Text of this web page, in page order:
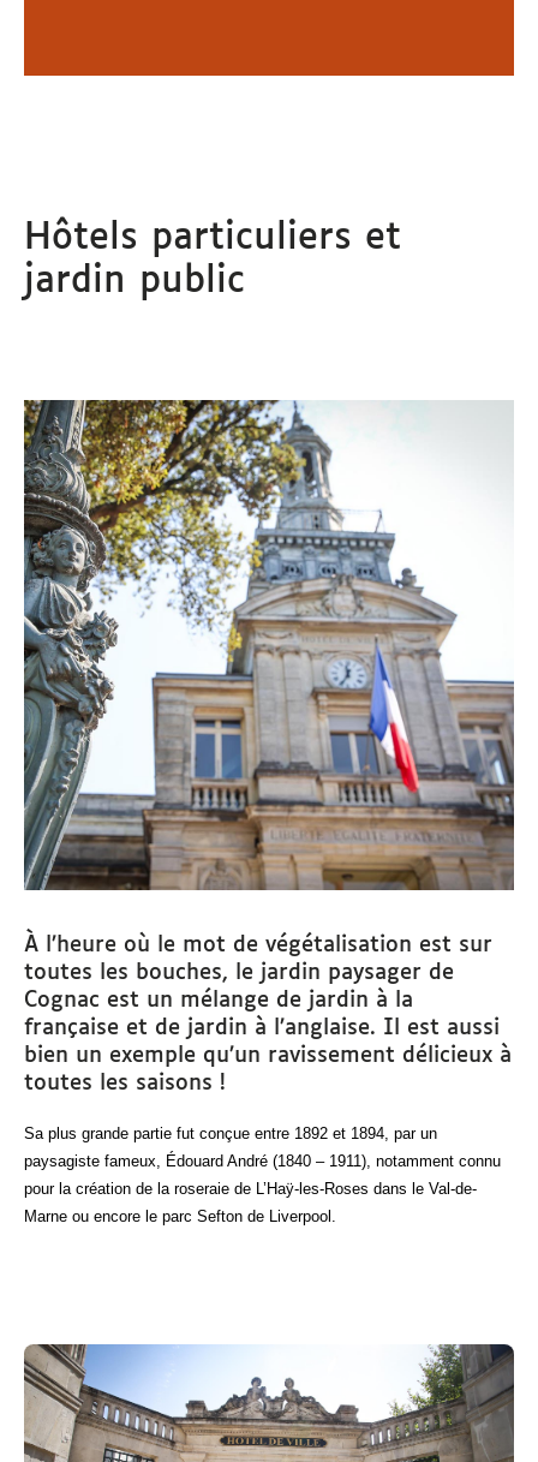
Hôtels particuliers et
jardin public
À l’heure où le mot de végétalisation est sur
toutes les bouches, le jardin paysager de
Cognac est un mélange de jardin à la
française et de jardin à l’anglaise. Il est aussi
bien un exemple qu’un ravissement délicieux à
toutes les saisons !
Sa plus grande partie fut conçue entre 1892 et 1894, par un
paysagiste fameux, Édouard André (1840 – 1911), notamment connu
pour la création de la roseraie de L’Haÿ-les-Roses dans le Val-de-
Marne ou encore le parc Sefton de Liverpool.